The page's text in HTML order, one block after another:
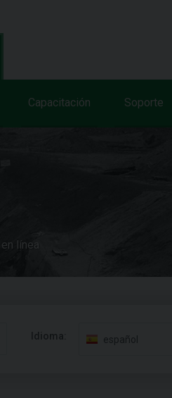
Capacitación Soporte
línea
Idioma: español